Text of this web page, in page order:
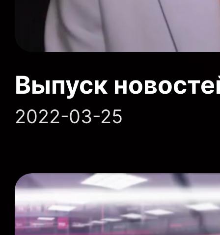
Выпуск
2022-03-25